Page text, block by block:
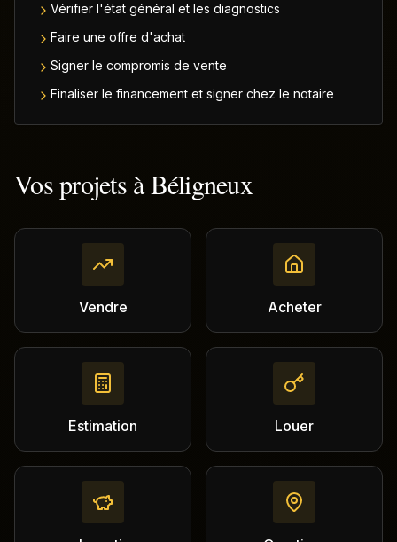
Vérifier l'état général et les diagnostics
Faire une offre d'achat
Signer le compromis de vente
Finaliser le financement et signer chez le notaire
Vos projets àBéligneux
Vendre Acheter
Estimation Louer